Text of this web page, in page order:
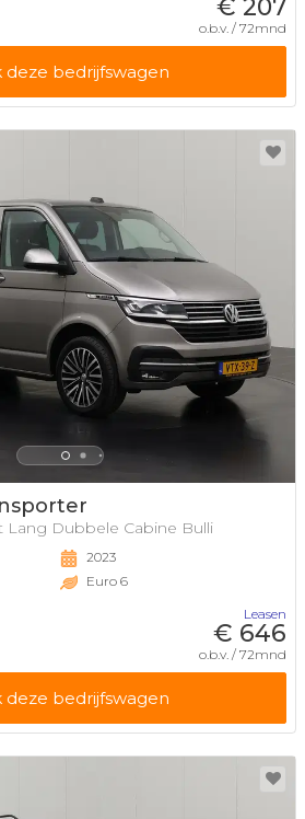
€ 207
o.b.v. / 72mnd
deze bedrijfswagen
Lang Dubbele Cabine Bulli
2023
Euro 6
Leasen
€ 646
o.b.v. / 72mnd
deze bedrijfswagen